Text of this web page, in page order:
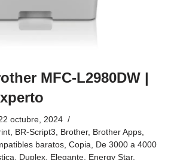
MFC-L2980DW |
octubre, 2024
, BR-Script3, Brother, Brother Apps,
baratos, Copia, De 3000 a 4000
, Duplex, Elegante, Energy Star,